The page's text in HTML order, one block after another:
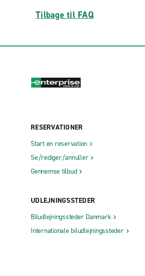
Tilbage til FAQ
RESERVATIONER
Start en reservation
Se/rediger/annuller
Gennemse tilbud
UDLEJNINGSSTEDER
Biludlejningssteder Danmark
Internationale biludlejningssteder